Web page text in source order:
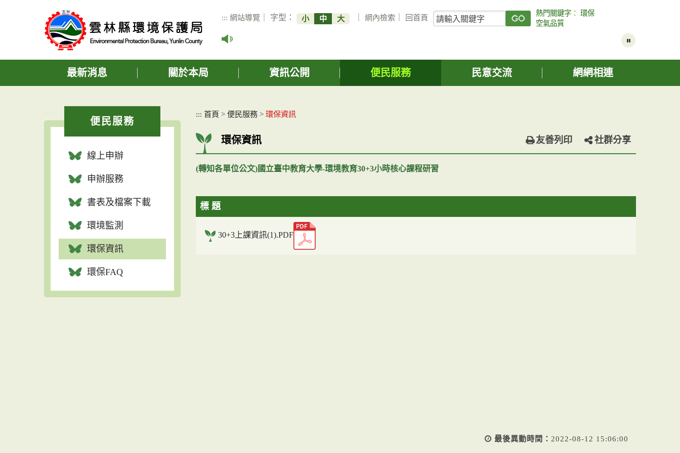
容
::: 網站導覽 ｜ 字型： 小 中 大 ｜網內檢索 回首頁
關
鍵
詢
熱門關鍵字 ：環保
空氣品質
最新消息 關於本局 資訊公開 便民服務 民意交流 網網相連
:::
便民服務
線上申辦
申辦服務
書表及檔案下載
環境監測
環保資訊
環保FAQ
::: 首頁 > 便民服務 > 環保資訊
環保資訊 友善列印 社群分享
(轉知各單位公文)國立臺中教育大學-環境教育30+3小時核心課程研習
標 題
30+3上課資訊(1).PDF
最後異動時間： 2022-08-12 15:06:00